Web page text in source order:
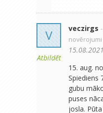
V
Atbildēt
veczirgs
novērojumi
15. aug.
Spiediens
gubu
puses
josla.